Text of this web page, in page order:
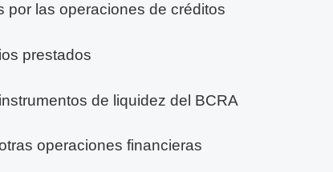
por las operaciones de créditos
prestados
de liquidez del BCRA
operaciones financieras